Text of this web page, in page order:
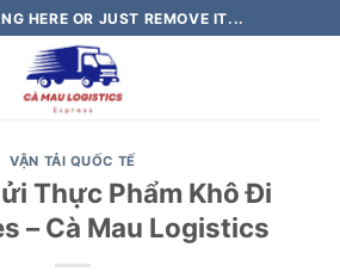
HERE OR JUST REMOVE IT...
VẬN TẢI QUỐC TẾ
Thực Phẩm Khô Đi
– Cà Mau Logistics